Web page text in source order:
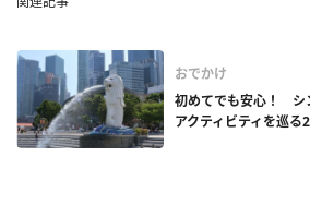
おでかけ
初めてでも安心！ シ
アクティビティを巡る